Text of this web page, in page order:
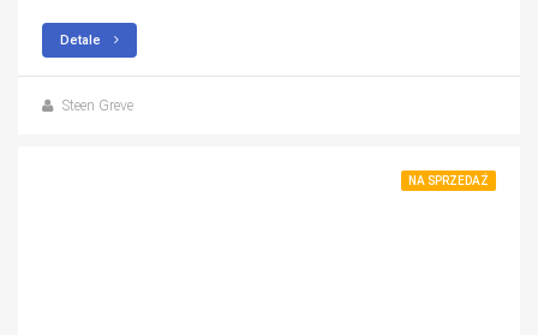
Detale
Steen Greve
NA SPRZEDAŻ